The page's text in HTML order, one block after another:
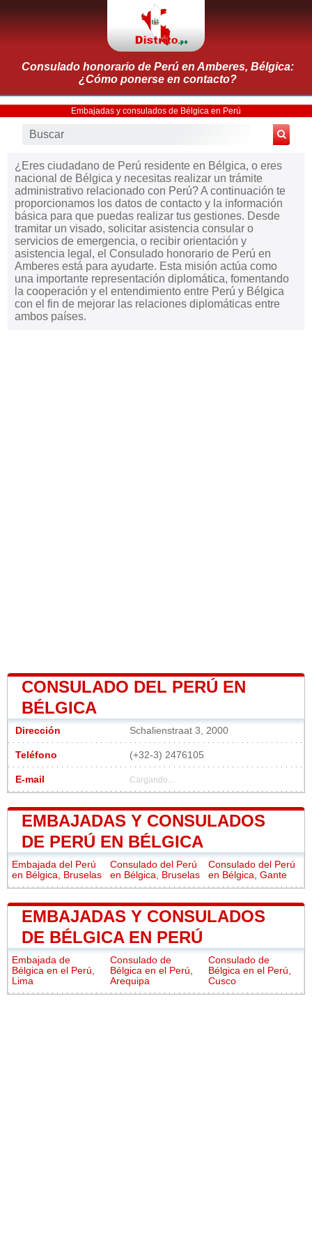
Consulado honorario de Perú en Amberes, Bélgica:
¿Cómo ponerse en contacto?
Embajadas y consulados de Bélgica en Perú
¿Eres ciudadano de Perú residente en Bélgica, o eres
nacional de Bélgica y necesitas realizar un trámite
administrativo relacionado con Perú? A continuación te
proporcionamos los datos de contacto y la información
básica para que puedas realizar tus gestiones. Desde
tramitar un visado, solicitar asistencia consular o
servicios de emergencia, o recibir orientación y
asistencia legal, el Consulado honorario de Perú en
Amberes está para ayudarte. Esta misión actúa como
una importante representación diplomática, fomentando
la cooperación y el entendimiento entre Perú y Bélgica
con el fin de mejorar las relaciones diplomáticas entre
ambos países.
CONSULADO DEL PERÚ EN
BÉLGICA
Dirección Schalienstraat 3, 2000
Teléfono (+32-3) 2476105
E-mail Cargando...
EMBAJADAS Y CONSULADOS
DE PERÚ EN BÉLGICA
Embajada del Perú
en Bélgica, Bruselas
Consulado del Perú
en Bélgica, Bruselas
Consulado del Perú
en Bélgica, Gante
EMBAJADAS Y CONSULADOS
DE BÉLGICA EN PERÚ
Embajada de
Bélgica en el Perú,
Lima
Consulado de
Bélgica en el Perú,
Arequipa
Consulado de
Bélgica en el Perú,
Cusco